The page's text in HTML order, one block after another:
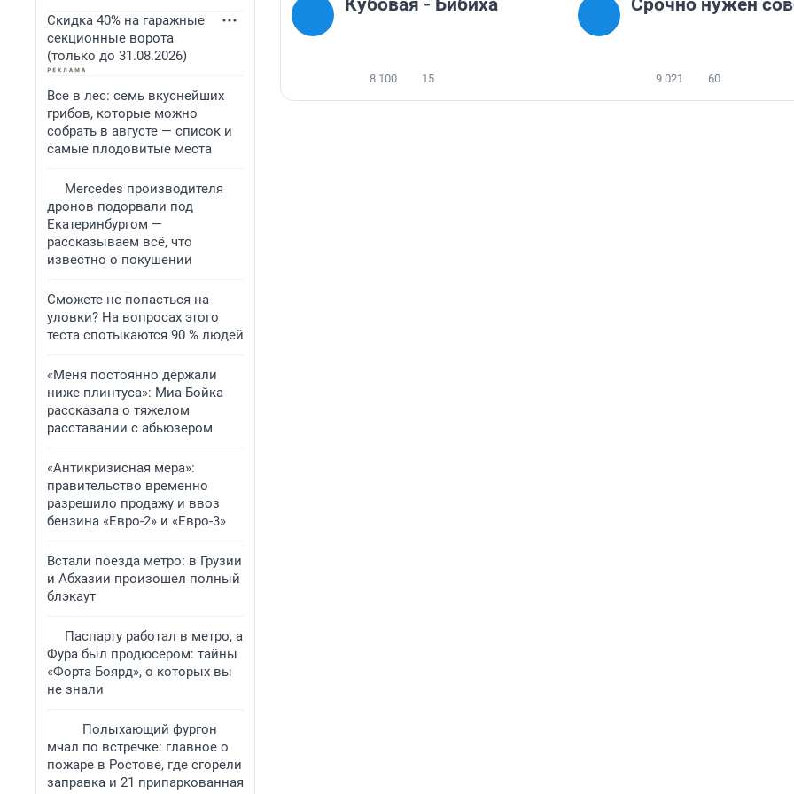
Скидка 40% на гаражные
секционные ворота
(только до 31.08.2026)
Все в лес: семь вкуснейших
грибов, которые можно
собрать в августе — список и
самые плодовитые места
Mercedes производителя
дронов подорвали под
Екатеринбургом —
рассказываем всё, что
известно о покушении
Сможете не попасться на
уловки? На вопросах этого
теста спотыкаются 90 % людей
«Меня постоянно держали
ниже плинтуса»: Миа Бойка
рассказала о тяжелом
расставании с абьюзером
«Антикризисная мера»:
правительство временно
разрешило продажу и ввоз
бензина «Евро-2» и «Евро-3»
Встали поезда метро: в Грузии
и Абхазии произошел полный
блэкаут
Паспарту работал в метро, а
Фура был продюсером: тайны
«Форта Боярд», о которых вы
не знали
Полыхающий фургон
мчал по встречке: главное о
пожаре в Ростове, где сгорели
заправка и 21 припаркованная
Кубовая - Бибиха
8 100 15
Срочно нужен
9 021 60